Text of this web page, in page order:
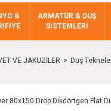
&
ARMATÜR & DUŞ
SİSTEMLERİ
VE JAKUZİLER Duş